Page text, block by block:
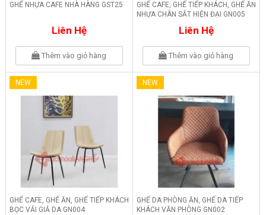
GHẾ NHỰA CAFE NHÀ HÀNG GST25
Liên Hệ
Thêm vào giỏ hàng
GHẾ CAFE, GHẾ TIẾP KHÁCH, GHẾ ĂN
NHỰA CHÂN SẮT HIỆN ĐẠI GN005
Liên Hệ
Thêm vào giỏ hàng
NEW
GHẾ CAFE, GHẾ ĂN, GHẾ TIẾP KHÁCH
BỌC VẢI GIẢ DA GN004
NEW
GHẾ DA PHÒNG ĂN, GHẾ DA TIẾP
KHÁCH VĂN PHÒNG GN002